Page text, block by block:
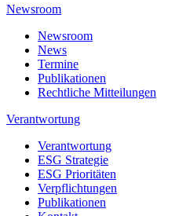
Newsroom
Newsroom
News
Termine
Publikationen
Rechtliche Mitteilungen
Verantwortung
Verantwortung
ESG Strategie
ESG Prioritäten
Verpflichtungen
Publikationen